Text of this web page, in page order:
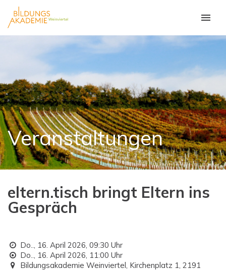
Veranstaltungen
eltern.tisch bringt Eltern ins
Gespräch
Do.., 16. April 2026, 09:30 Uhr
Do.., 16. April 2026, 11:00 Uhr
Bildungsakademie Weinviertel, Kirchenplatz 1, 2191